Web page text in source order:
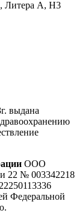
Литера А, Н3
выдана
ООО
22 № 003342218
Федеральной